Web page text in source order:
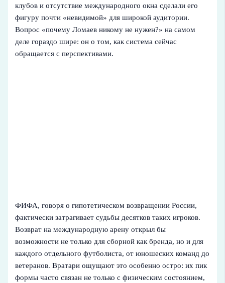
клубов и отсутствие международного окна сделали его
фигуру почти «невидимой» для широкой аудитории.
Вопрос «почему Ломаев никому не нужен?» на самом
деле гораздо шире: он о том, как система сейчас
обращается с перспективами.
ФИФА, говоря о гипотетическом возвращении России,
фактически затрагивает судьбы десятков таких игроков.
Возврат на международную арену открыл бы
возможности не только для сборной как бренда, но и для
каждого отдельного футболиста, от юношеских команд до
ветеранов. Вратари ощущают это особенно остро: их пик
формы часто связан не только с физическим состоянием,